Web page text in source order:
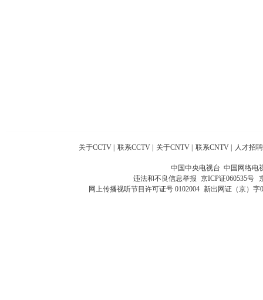
关于CCTV 联系CCTV 关于CNTV 联系CNTV 人才招聘
中国中央电视台 中国网络电
违法和不良信息举报 京ICP证060535号
网上传播视听节目许可证号 0102004 新出网证（京）